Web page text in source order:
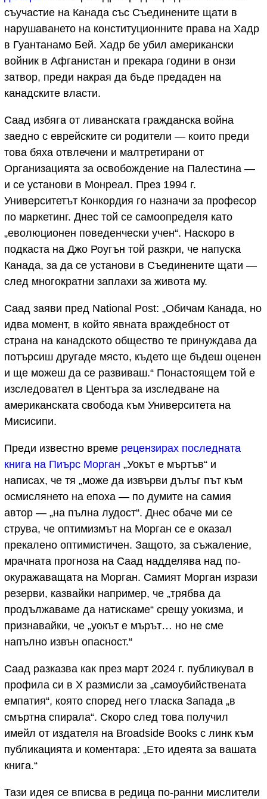
съучастие на Канада със Съединените щати в
нарушаването на конституционните права на Хадр
в Гуантанамо Бей. Хадр бе убил американски
войник в Афганистан и прекара години в онзи
затвор, преди накрая да бъде предаден на
канадските власти.
Саад избяга от ливанската гражданска война
заедно с еврейските си родители — които преди
това бяха отвлечени и малтретирани от
Организацията за освобождение на Палестина —
и се установи в Монреал. През 1994 г.
Университетът Конкордия го назначи за професор
по маркетинг. Днес той се самоопределя като
„еволюционен поведенчески учен“. Наскоро в
подкаста на Джо Роугън той разкри, че напуска
Канада, за да се установи в Съединените щати —
след многократни заплахи за живота му.
Саад заяви пред National Post: „Обичам Канада, но
идва момент, в който явната враждебност от
страна на канадското общество те принуждава да
потърсиш другаде място, където ще бъдеш оценен
и ще можеш да се развиваш.“ Понастоящем той е
изследовател в Центъра за изследване на
американската свобода към Университета на
Мисисипи.
Преди известно време рецензирах последната
книга на Пиърс Морган „Уокът е мъртъв“ и
написах, че тя „може да извърви дълъг път към
осмислянето на епоха — по думите на самия
автор — „на пълна лудост“. Днес обаче ми се
струва, че оптимизмът на Морган се е оказал
прекалено оптимистичен. Защото, за съжаление,
мрачната прогноза на Саад надделява над по-
окуражаващата на Морган. Самият Морган изрази
резерви, казвайки например, че „трябва да
продължаваме да натискаме“ срещу уокизма, и
признавайки, че „уокът е мърът… но не сме
напълно извън опасност.“
Саад разказва как през март 2024 г. публикувал в
профила си в X размисли за „самоубийствената
емпатия“, която според него тласка Запада „в
смъртна спирала“. Скоро след това получил
имейл от издателя на Broadside Books с линк към
публикацията и коментара: „Ето идеята за вашата
книга.“
Тази идея се вписва в редица по-ранни мислители